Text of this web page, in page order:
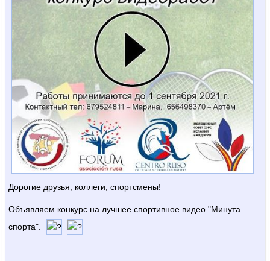
Дорогие друзья, коллеги, спортсмены!
Объявляем конкурс на лучшее спортивное видео "Минута
спорта".